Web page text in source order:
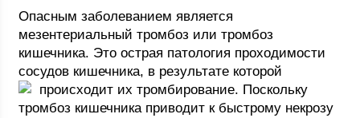
Опасным заболеванием является
мезентериальный тромбоз или тромбоз
кишечника. Это острая патология проходимости
сосудов кишечника, в результате которой
происходит их тромбирование. Поскольку
тромбоз кишечника приводит к быстрому некрозу